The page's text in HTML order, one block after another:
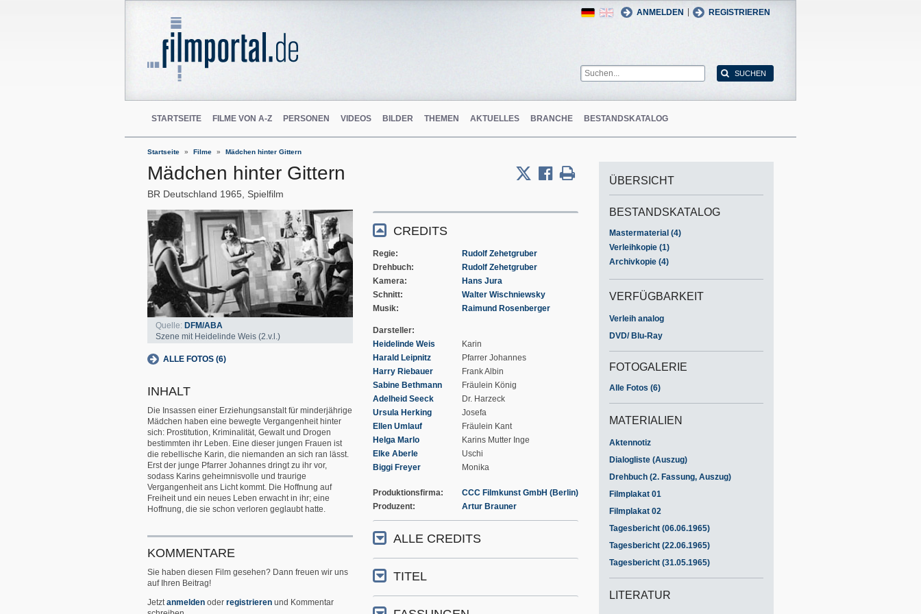
ANMELDEN REGISTRIEREN
English
German
STARTSEITE FILME VON A-Z PERSONEN VIDEOS BILDER THEMEN AKTUELLES BRANCHE BESTANDSKATALOG
Startseite Filme Mädchen hinter Gittern
Mädchen hinter Gittern
BR Deutschland 1965 Spielfilm
Quelle: DFM/ABA
Szene mit Heidelinde Weis (2.v.l.)
ALLE FOTOS (6)
INHALT
Die Insassen einer Erziehungsanstalt für minderjährige
Mädchen haben eine bewegte Vergangenheit hinter
sich: Prostitution, Kriminalität, Gewalt und Drogen
bestimmten ihr Leben. Eine dieser jungen Frauen ist
die rebellische Karin, die niemanden an sich ran lässt.
Erst der junge Pfarrer Johannes dringt zu ihr vor,
sodass Karins geheimnisvolle und traurige
Vergangenheit ans Licht kommt. Die Hoffnung auf
Freiheit und ein neues Leben erwacht in ihr; eine
Hoffnung, die sie schon verloren geglaubt hatte.
KOMMENTARE
Sie haben diesen Film gesehen? Dann freuen wir uns
auf Ihren Beitrag!
Jetzt anmelden oder registrieren und Kommentar
CREDITS
Regie
Rudolf Zehetgruber
Drehbuch
Rudolf Zehetgruber
Kamera
Hans Jura
Schnitt
Walter Wischniewsky
Musik
Raimund Rosenberger
Darsteller
Heidelinde Weis
Karin
Harald Leipnitz
Pfarrer Johannes
Harry Riebauer
Frank Albin
Sabine Bethmann
Fräulein König
Adelheid Seeck
Dr. Harzeck
Ursula Herking
Josefa
Ellen Umlauf
Fräulein Kant
Helga Marlo
Karins Mutter Inge
Elke Aberle
Uschi
Biggi Freyer
Monika
Produktionsfirma
CCC Filmkunst GmbH (Berlin)
Produzent
Artur Brauner
ALLE CREDITS
TITEL
ÜBERSICHT
BESTANDSKATALOG
Mastermaterial (4)
Verleihkopie (1)
Archivkopie (4)
VERFÜGBARKEIT
Verleih analog
DVD/ Blu-Ray
FOTOGALERIE
Alle Fotos (6)
MATERIALIEN
Aktennotiz
Dialogliste (Auszug)
Drehbuch (2. Fassung, Auszug)
Filmplakat 01
Filmplakat 02
Tagesbericht (06.06.1965)
Tagesbericht (22.06.1965)
Tagesbericht (31.05.1965)
LITERATUR